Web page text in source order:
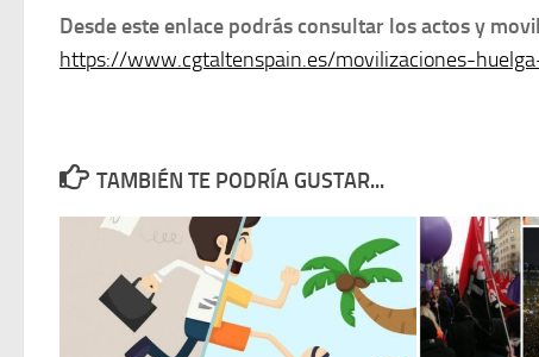
Desde este enlace podrás consultar los actos y
https://www.cgtaltenspain.es/movilizaciones-
TAMBIÉN TE PODRÍA GUSTAR...